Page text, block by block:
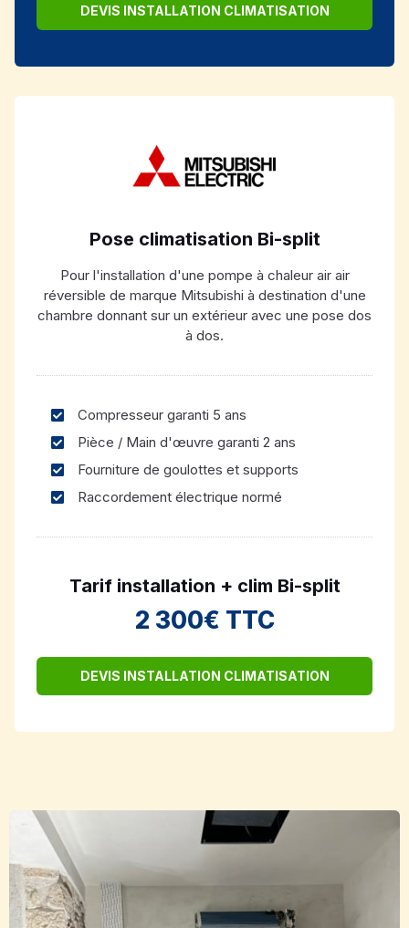
DEVIS INSTALLATION CLIMATISATION
Pose climatisation Bi-split
Pour l'installation d'une pompe à chaleur air air
réversible de marque Mitsubishi à destination d'une
chambre donnant sur un extérieur avec une pose dos
à dos.
Compresseur garanti 5 ans
Pièce / Main d'œuvre garanti 2 ans
Fourniture de goulottes et supports
Raccordement électrique normé
Tarif installation + clim Bi-split
2 300€ TTC
DEVIS INSTALLATION CLIMATISATION